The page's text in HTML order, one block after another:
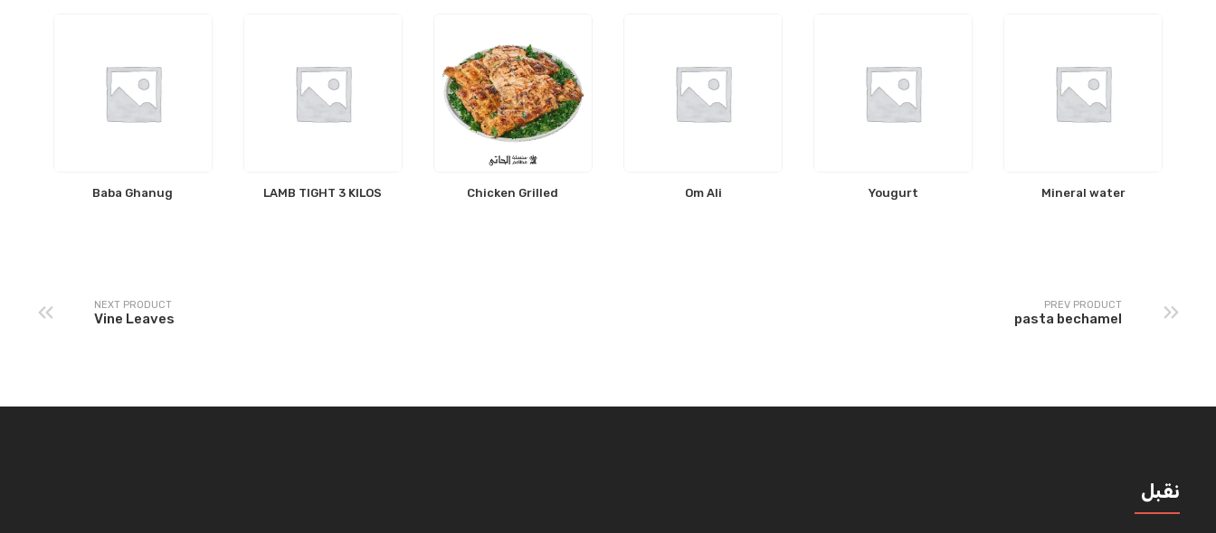
Mineral water
Yougurt
Om Ali
Chicken Grilled
LAMB TIGHT 3 KILOS
Baba Ghanug
PREV PRODUCT
pasta bechamel
NEXT PRODUCT
Vine Leaves
نقبل